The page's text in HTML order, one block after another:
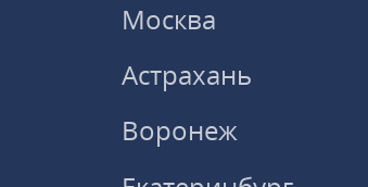
Москва
Астрахань
Воронеж